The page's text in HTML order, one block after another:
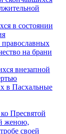
в состоянии
на брани
внезапной
в Пасхальные
Пресвятой
женою,
своей